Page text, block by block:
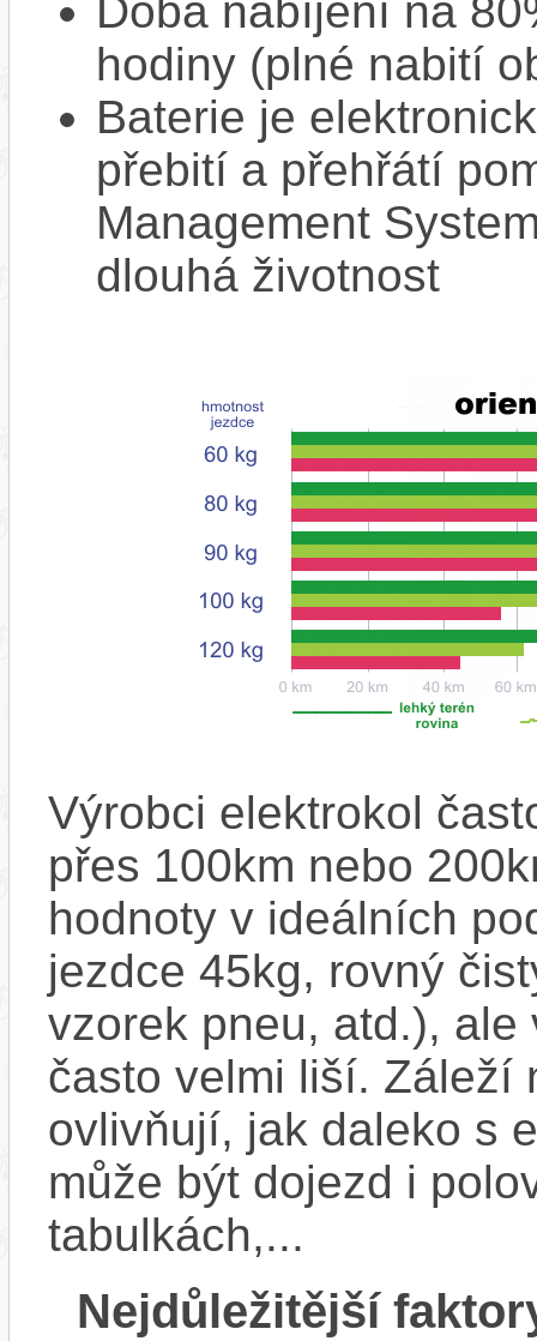
Doba nabíjení na
hodiny (plné nabití
Baterie je
přebití a přehřátí
Management
dlouhá životnost
Výrobci elektrokol
přes 100km nebo
hodnoty v ideálních
jezdce 45kg, rovný
vzorek pneu, atd.),
často velmi liší. Záleží
ovlivňují, jak daleko s
může být dojezd i
tabulkách,...
Nejdůležitější